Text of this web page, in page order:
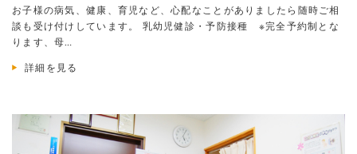
お子様の病気、健康、育児など、心配なことがありましたら随時ご相
談も受け付けしています。 乳幼児健診・予防接種 ※完全予約制とな
ります、母…
詳細を見る